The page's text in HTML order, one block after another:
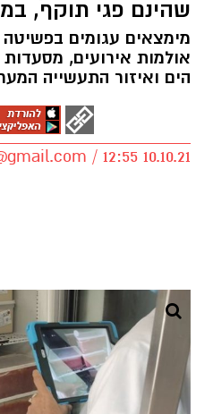
שהינם פגי תוקף,
אולמות אירועים,
הים ואיזור התעשייה
/ 12:55 10.10.21